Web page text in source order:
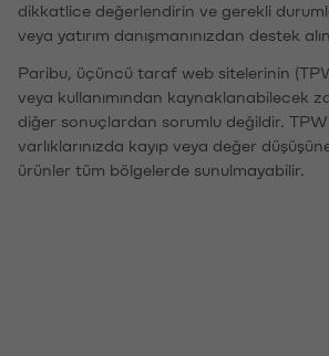
dikkatlice değerlendirin ve gerekli
veya yatırım danışmanınızdan destek alın.
Paribu, üçüncü taraf web sitelerinin
veya kullanımından kaynaklanabilecek
diğer sonuçlardan sorumlu değildir. TPW
varlıklarınızda kayıp veya değer
ürünler tüm bölgelerde sunulmayabilir.